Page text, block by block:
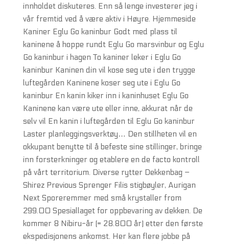
innholdet diskuteres. Enn så lenge investerer jeg i
vår fremtid ved å være aktiv i Høyre. Hjemmeside
Kaniner Eglu Go kaninbur Godt med plass til
kaninene å hoppe rundt Eglu Go marsvinbur og Eglu
Go kaninbur i hagen To kaniner leker i Eglu Go
kaninbur Kaninen din vil kose seg ute i den trygge
luftegården Kaninene koser seg ute i Eglu Go
kaninbur En kanin kiker inn i kaninhuset Eglu Go
Kaninene kan være ute eller inne, akkurat når de
selv vil En kanin i luftegården til Eglu Go kaninbur
Laster planleggingsverktøy… Den stillheten vil en
okkupant benytte til å befeste sine stillinger, bringe
inn forsterkninger og etablere en de facto kontroll
på vårt territorium. Diverse rytter Dekkenbag –
Shirez Previous Sprenger Filis stigbøyler, Aurigan
Next Sporeremmer med små krystaller from
299.00 Spesiallaget for oppbevaring av dekken. De
kommer 8 Nibiru-år (= 28.800 år) etter den første
ekspedisjonens ankomst. Her kan flere jobbe på